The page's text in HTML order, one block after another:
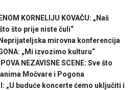
KORNELIJU KOVAČU: „Naš
što prije niste čuli“
Neprijateljska mirovna konferencija
„Mi izvozimo kulturu“
NEZAVISNE SCENE: Sve što
Močvare i Pogona
„U buduće koncerte ćemo uključiti i